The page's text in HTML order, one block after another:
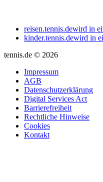
reisen.tennis.dewird in
kinder.tennis.dewird in
tennis.de © 2026
Impressum
AGB
Datenschutzerklärung
Digital Services Act
Barrierefreiheit
Rechtliche Hinweise
Cookies
Kontakt